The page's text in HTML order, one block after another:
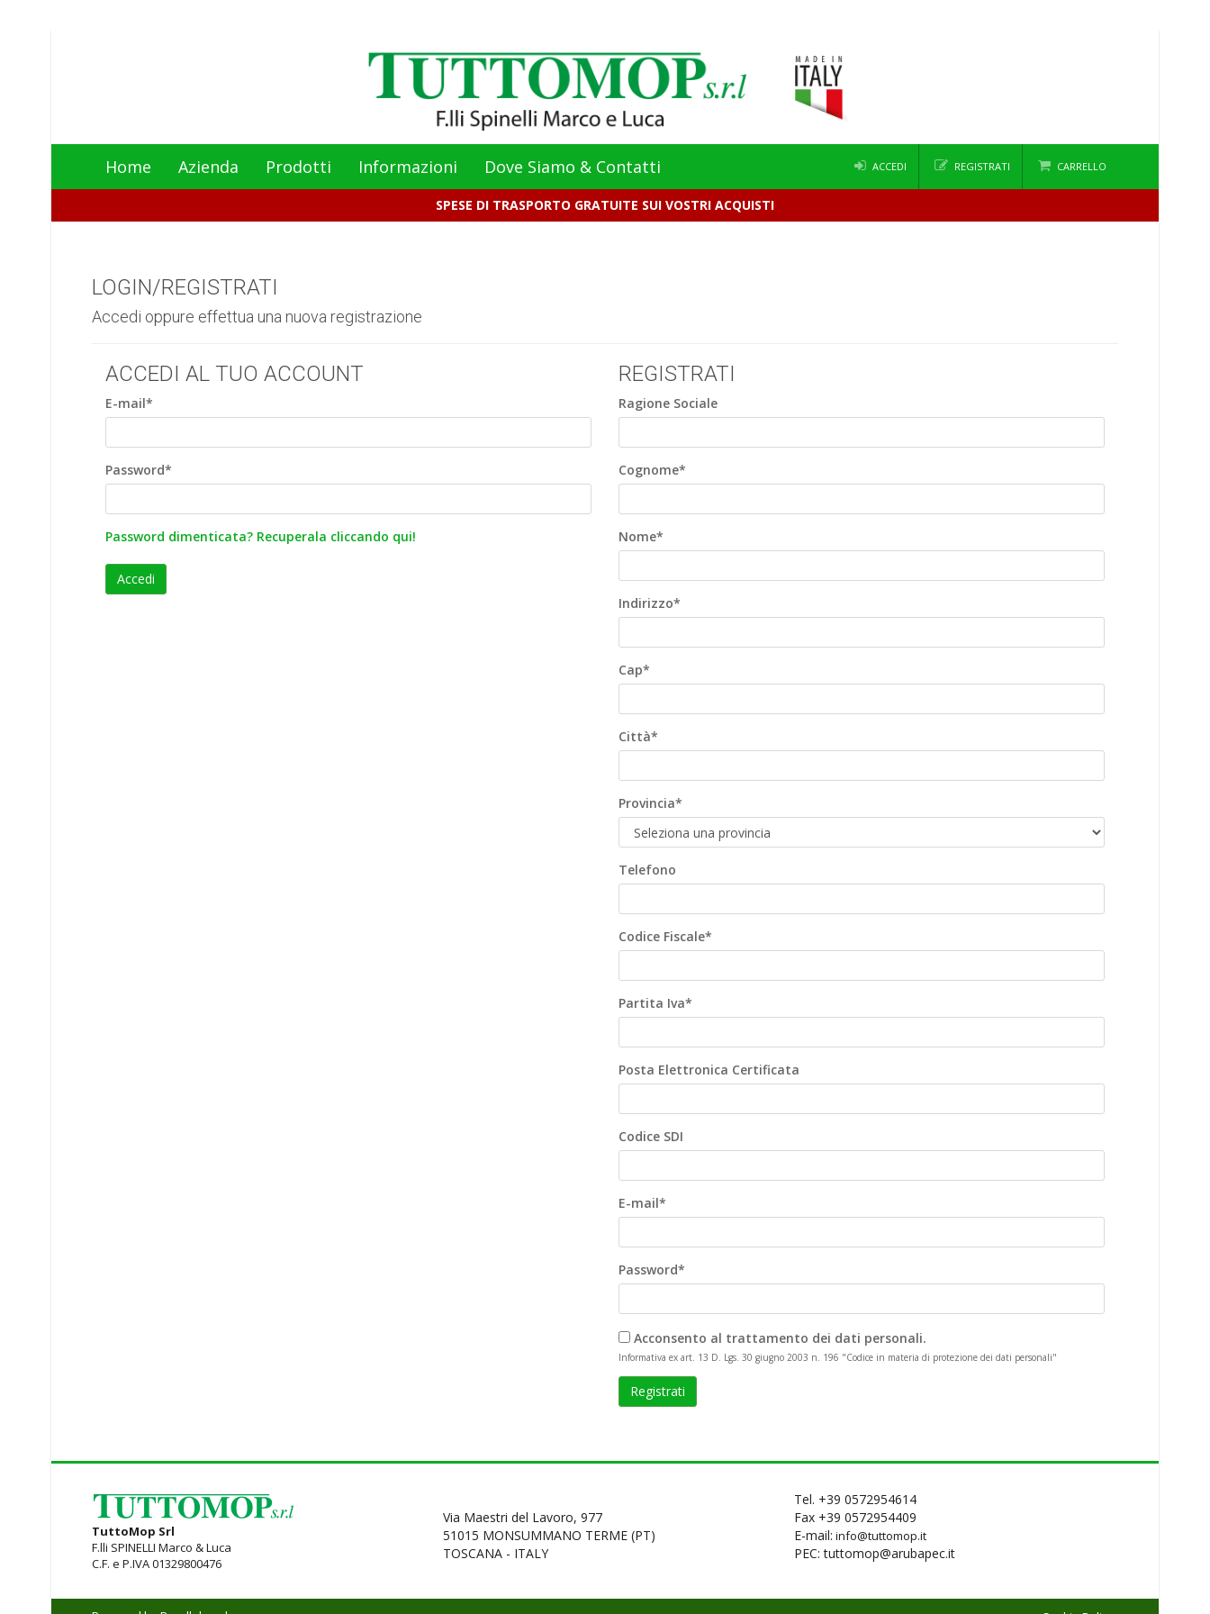
Home Azienda Prodotti Informazioni Dove Siamo & Contatti ACCEDI REGISTRATI CARRELLO
SPESE DI TRASPORTO GRATUITE SUI VOSTRI ACQUISTI
LOGIN/REGISTRATI
Accedi oppure effettua una nuova registrazione
ACCEDI AL TUO ACCOUNT
E-mail*
Password*
Password dimenticata? Recuperala cliccando qui!
Accedi
REGISTRATI
Ragione Sociale
Cognome*
Nome*
Indirizzo*
Cap*
Città*
Provincia*
Telefono
Codice Fiscale*
Partita Iva*
Posta Elettronica Certificata
Codice SDI
E-mail*
Password*
Acconsento al trattamento dei dati personali.
Informativa ex art. 13 D. Lgs. 30 giugno 2003 n. 196 "Codice in materia di protezione dei dati personali"
Registrati
TuttoMop Srl
F.lli SPINELLI Marco & Luca
C.F. e P.IVA 01329800476
Via Maestri del Lavoro, 977
51015 MONSUMMANO TERME (PT)
TOSCANA - ITALY
Tel. +39 0572954614
Fax +39 0572954409
E-mail: info@tuttomop.it
PEC: tuttomop@arubapec.it